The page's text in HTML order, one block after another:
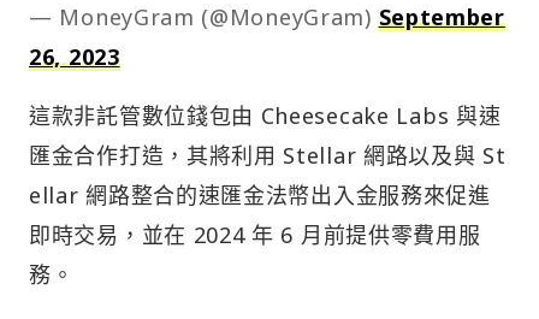
— MoneyGram (@MoneyGram) September
26, 2023
這款非託管數位錢包由 Cheesecake Labs 與速
匯金合作打造，其將利用 Stellar 網路以及與 St
ellar 網路整合的速匯金法幣出入金服務來促進
即時交易，並在 2024 年 6 月前提供零費用服
務。